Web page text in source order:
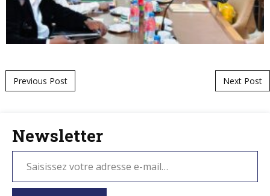
Post navigation
Previous Post Next Post
Newsletter